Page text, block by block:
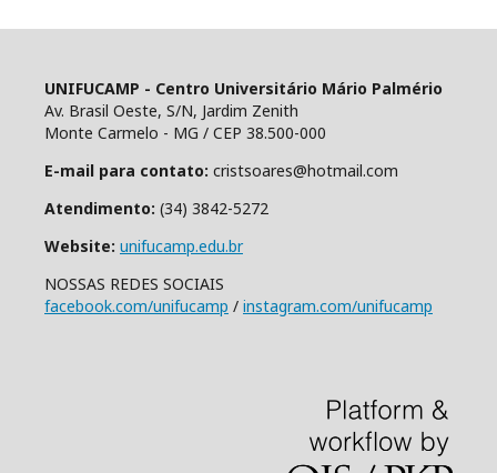
UNIFUCAMP - Centro Universitário Mário Palmério
Av. Brasil Oeste, S/N, Jardim Zenith
Monte Carmelo - MG / CEP 38.500-000
E-mail para contato: cristsoares@hotmail.com
Atendimento: (34) 3842-5272
Website: unifucamp.edu.br
NOSSAS REDES SOCIAIS
facebook.com/unifucamp / instagram.com/unifucamp